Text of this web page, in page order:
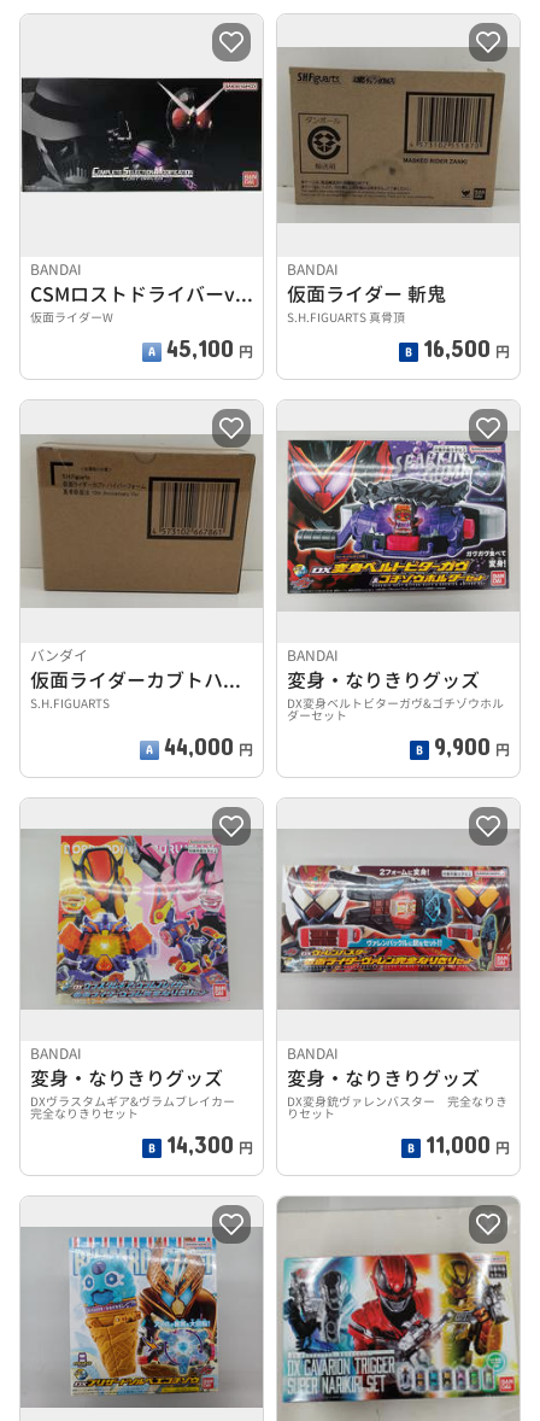
BANDAI
CSMロストドライバーver.2
仮面ライダーW
45,100 円
BANDAI
仮面ライダー 斬鬼
S.H.FIGUARTS 真骨頂
16,500 円
バンダイ
仮面ライダーカブトハイパーフォーム
S.H.FIGUARTS
44,000 円
BANDAI
変身・なりきりグッズ
DX変身ベルトビターガヴ&ゴチゾウホル
ダーセット
9,900 円
BANDAI
変身・なりきりグッズ
DXヴラスタムギア&ヴラムブレイカー
完全なりきりセット
14,300 円
BANDAI
変身・なりきりグッズ
DX変身銃ヴァレンバスター 完全なりき
りセット
11,000 円